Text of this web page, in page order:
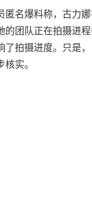
名爆料称，古力娜
的团队正在拍摄进
了拍摄进度。只是
实。